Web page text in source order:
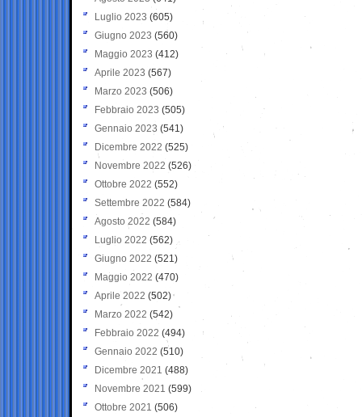
Luglio 2023 (605)
Giugno 2023 (560)
Maggio 2023 (412)
Aprile 2023 (567)
Marzo 2023 (506)
Febbraio 2023 (505)
Gennaio 2023 (541)
Dicembre 2022 (525)
Novembre 2022 (526)
Ottobre 2022 (552)
Settembre 2022 (584)
Agosto 2022 (584)
Luglio 2022 (562)
Giugno 2022 (521)
Maggio 2022 (470)
Aprile 2022 (502)
Marzo 2022 (542)
Febbraio 2022 (494)
Gennaio 2022 (510)
Dicembre 2021 (488)
Novembre 2021 (599)
Ottobre 2021 (506)